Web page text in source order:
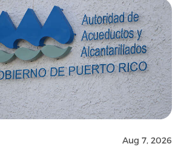
Aug 7, 2026